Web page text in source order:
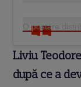
O postare
Liviu
după ce a